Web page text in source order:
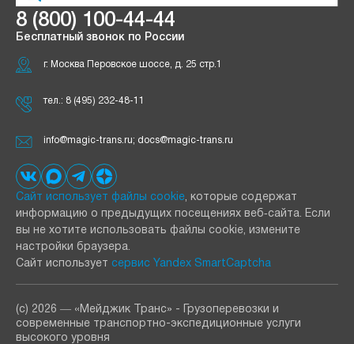
8 (800) 100-44-44
Бесплатный звонок по России
г. Москва Перовское шоссе, д. 25 стр.1
тел.: 8 (495) 232-48-11
info@magic-trans.ru; docs@magic-trans.ru
Сайт использует файлы cookie, которые содержат
информацию о предыдущих посещениях веб‑сайта. Если
вы не хотите использовать файлы cookie, измените
настройки браузера.
Сайт использует сервис Yandex SmartCaptcha
(с) 2026 ― «Мейджик Транс» - Грузоперевозки и
современные транспортно-экспедиционные услуги
высокого уровня